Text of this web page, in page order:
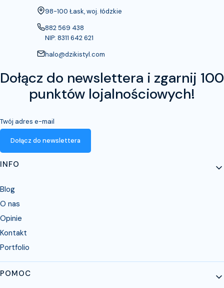
Adres:
98-100 Łask, woj. łódzkie
882 569 438
NIP: 8311 642 621
halo@dzikistyl.com
Dołącz do newslettera i zgarnij 100
punktów lojalnościowych!
Twój adres e-mail
Dołącz do newslettera
Linki w stopce
INFO
Blog
O nas
Opinie
Kontakt
Portfolio
POMOC